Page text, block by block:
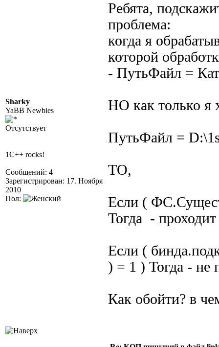
Sharky
YaBB Newbies
Отсутствует
1C++ rocks!
Сообщений: 4
Зарегистрирован: 17. Ноября
2010
Пол:
Ребята,
проблема:
когда я
которой
- ПутьФайл =
НО как только я
ПутьФайл =
ТО,
Если (
Тогда -
Если (
) = 1 ) Тогда - не
Как обойти? в